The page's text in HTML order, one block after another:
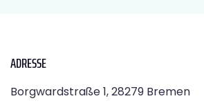
ADRESSE
Borgwardstraße 1, 28279 Bremen